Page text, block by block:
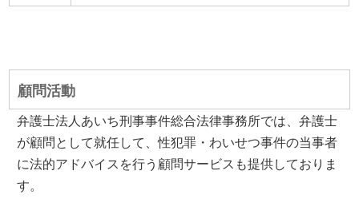
顧問活動
弁護士法人あいち刑事事件総合法律事務所では、弁護士
が顧問として就任して、性犯罪・わいせつ事件の当事者
に法的アドバイスを行う顧問サービスも提供しておりま
す。